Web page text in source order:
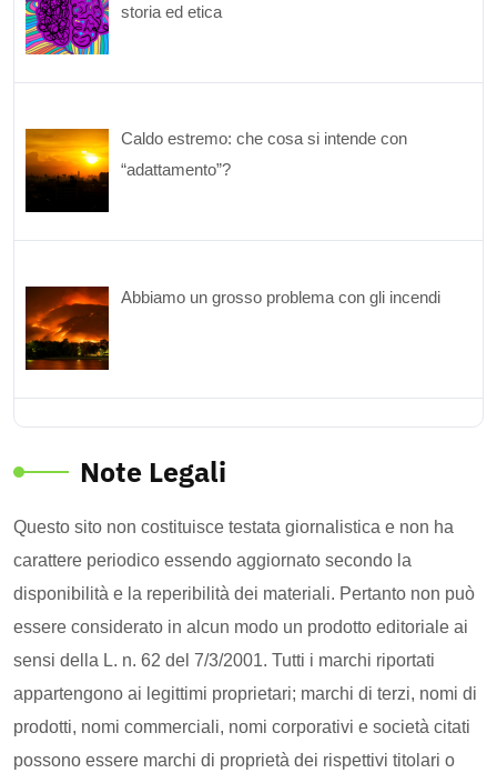
storia ed etica
Caldo estremo: che cosa si intende con
“adattamento”?
Abbiamo un grosso problema con gli incendi
Note Legali
Questo sito non costituisce testata giornalistica e non ha
carattere periodico essendo aggiornato secondo la
disponibilità e la reperibilità dei materiali. Pertanto non può
essere considerato in alcun modo un prodotto editoriale ai
sensi della L. n. 62 del 7/3/2001. Tutti i marchi riportati
appartengono ai legittimi proprietari; marchi di terzi, nomi di
prodotti, nomi commerciali, nomi corporativi e società citati
possono essere marchi di proprietà dei rispettivi titolari o